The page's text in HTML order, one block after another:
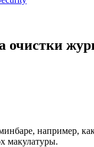
очистки
например,
макулатуры.